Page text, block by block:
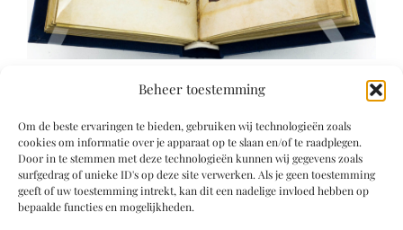
Beheer toestemming
Om de beste ervaringen te bieden, gebruiken wij technologieën zoals
cookies om informatie over je apparaat op te slaan en/of te raadplegen.
Door in te stemmen met deze technologieën kunnen wij gegevens zoals
surfgedrag of unieke ID's op deze site verwerken. Als je geen toestemming
geeft of uw toestemming intrekt, kan dit een nadelige invloed hebben op
bepaalde functies en mogelijkheden.
© 2019 Roel Wiechers | Powered byROCK Design